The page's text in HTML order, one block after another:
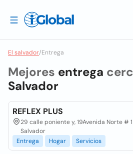
El salvador/Entrega
Mejores entrega
Salvador
REFLEX PLUS
29 calle poniente y, 19Avenida Norte #
Salvador
Entrega
Hogar Servicios